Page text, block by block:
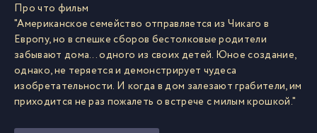
Про что фильм
"Американское семейство отправляется из Чикаго в
Европу, но в спешке сборов бестолковые родители
забывают дома... одного из своих детей. Юное создание,
однако, не теряется и демонстрирует чудеса
изобретательности. И когда в дом залезают грабители, им
приходится не раз пожалеть о встрече с милым крошкой."